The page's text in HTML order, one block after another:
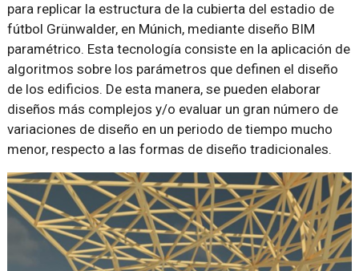
para replicar la estructura de la cubierta del estadio de
fútbol Grünwalder, en Múnich, mediante diseño BIM
paramétrico. Esta tecnología consiste en la aplicación de
algoritmos sobre los parámetros que definen el diseño
de los edificios. De esta manera, se pueden elaborar
diseños más complejos y/o evaluar un gran número de
variaciones de diseño en un periodo de tiempo mucho
menor, respecto a las formas de diseño tradicionales.